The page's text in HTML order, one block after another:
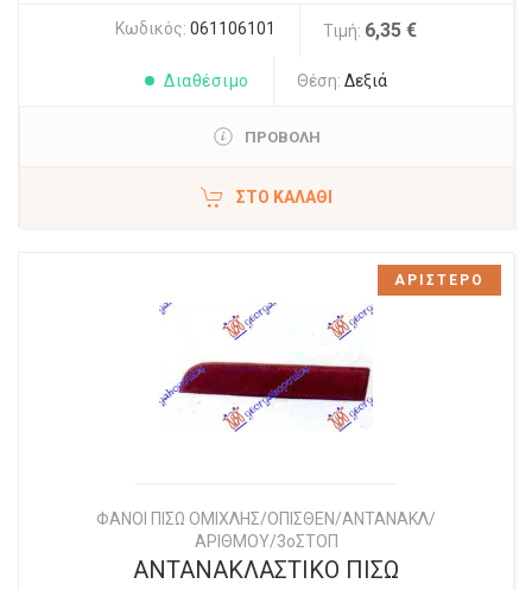
Κωδικός: 061106101 Τιμή: 6,35 €
Διαθέσιμο Θέση: Δεξιά
ΠΡΟΒΟΛΗ
ΣΤΟ ΚΑΛΆΘΙ
ΦΑΝΟΙ ΠΙΣΩ ΟΜΙΧΛΗΣ/ΟΠΙΣΘΕΝ/ΑΝΤΑΝΑΚΛ/
ΑΡΙΘΜΟΥ/3οΣΤΟΠ
ΑΝΤΑΝΑΚΛΑΣΤΙΚΟ ΠΙΣΩ
ΑΡΙΣΤΕΡΟ